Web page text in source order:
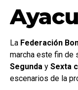
La Federación
marcha este fin de
Segunda y Sexta
escenarios de la